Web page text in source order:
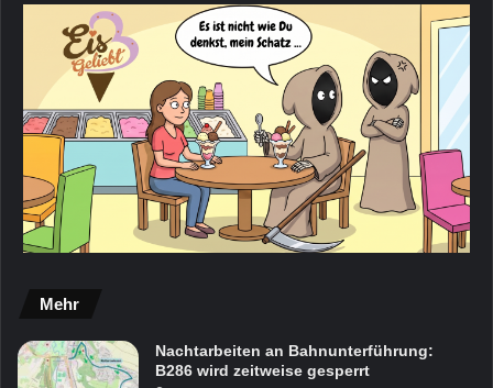
Mehr
Nachtarbeiten an Bahnunterführung:
B286 wird zeitweise gesperrt